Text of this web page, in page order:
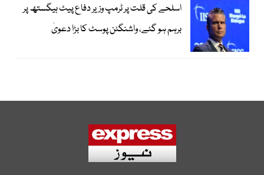
اسلحے کی قلت پر ٹرمپ وزیر دفاع پیٹ ہیگستھ پر
برہم ہو گئے، واشنگٹن پوسٹ کا بڑا دعویٰ